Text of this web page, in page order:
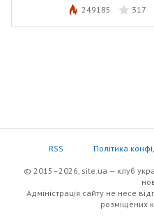
249185
317
RSS Політика
© 2015–2026, site.ua — клуб
Адміністрація сайту не несе
розміщених